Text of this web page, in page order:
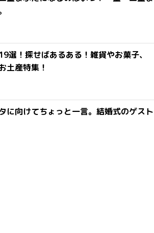
選！探せばあるある！雑貨やお菓子、
土産特集！
に向けてちょっと一言。結婚式のゲスト